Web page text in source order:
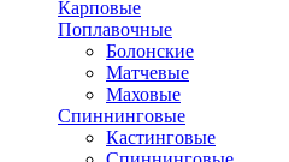
Карповые
Поплавочные
Болонские
Матчевые
Маховые
Спиннинговые
Кастинговые